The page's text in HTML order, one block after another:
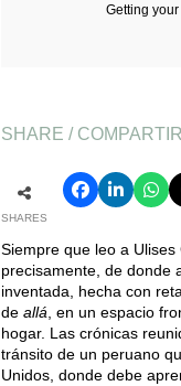
Getting your
SHARE / COMPARTIR
SHARES
Siempre que leo a
precisamente, de donde
inventada, hecha con
de allá , en un espacio
hogar. Las crónicas
tránsito de un peruano
Unidos, donde debe